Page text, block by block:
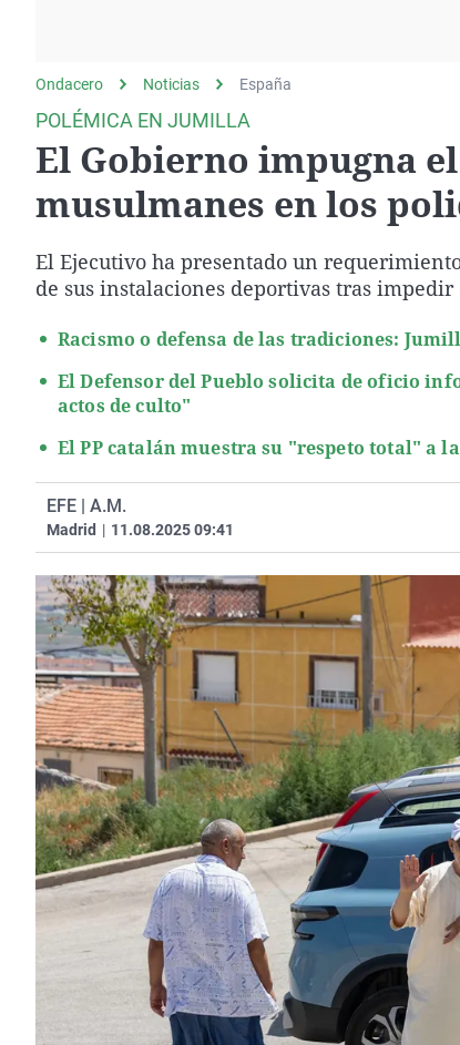
Como el perro y elEquipo de investigación
País Vasco
Ondacero Noticias España
POLÉMICA EN JUMILLA
El Gobierno impugna
musulmanes en los
El Ejecutivo ha presentado un
de sus instalaciones deportivas tras
Racismo o defensa de las tradiciones:
El Defensor del Pueblo solicita de oficio
actos de culto"
El PP catalán muestra su "respeto total" a
EFE | A.M.
Madrid | 11.08.2025 09:41